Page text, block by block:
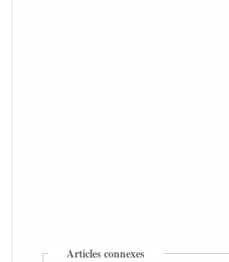
Articles connexes